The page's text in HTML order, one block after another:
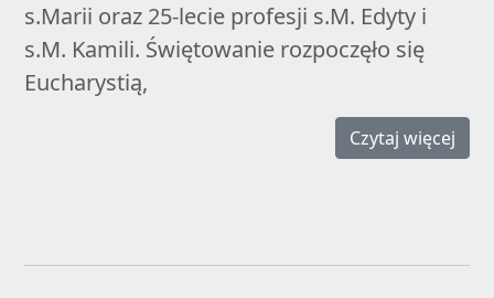
s.Marii oraz 25-lecie profesji s.M. Edyty i
s.M. Kamili. Świętowanie rozpoczęło się
Eucharystią,
Czytaj więcej